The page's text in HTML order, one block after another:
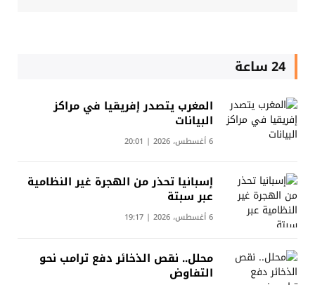
24 ساعة
المغرب يتصدر إفريقيا في مراكز
البيانات
6 أغسطس، 2026 | 20:01
إسبانيا تحذر من الهجرة غير النظامية
عبر سبتة
6 أغسطس، 2026 | 19:17
محلل.. نقص الذخائر دفع ترامب نحو
التفاوض